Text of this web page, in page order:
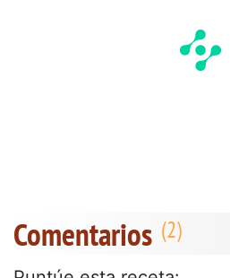
Comentarios